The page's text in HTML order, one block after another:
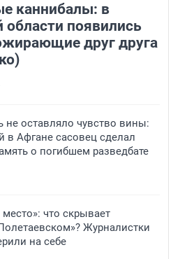
каннибалы: в
области появились
друг друга
не оставляло чувство вины:
Афгане сасовец сделал
о погибшем разведбате
что скрывает
Журналистки
на себе